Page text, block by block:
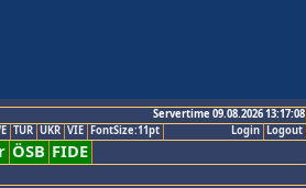
Servertime 09.08.2026 13:17:08
Logout
Login
TUR UKR VIE FontSize:11pt
ÖSB FIDE